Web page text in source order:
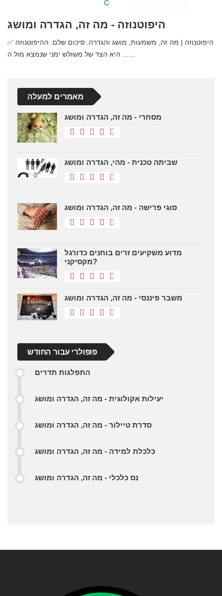
היפוטנוזה - מה זה, הגדרה ומושג
✅ היפוטנוזה | מה זה, משמעות, מושג והגדרה. סיכום שלם. ההיפוטנוזה
היא הצד של משולש ימני שנמצא מול ה ...…
מאמרים למעלה
מסחרי - מה זה, הגדרה ומושג
שביתה טכנית - מהי, הגדרה ומושג
סוגי פרישה - מה זה, הגדרה ומושג
מדוע משקיעים זרים בוחנים כדורגל
מקסיקני?
משבר פיננסי - מה זה, הגדרה ומושג
פופולרי עבור החודש
התפלגות תדרים
יעילות אקולוגית - מה זה, הגדרה ומושג
סדרת טיילור - מה זה, הגדרה ומושג
כלכלת למידה - מה זה, הגדרה ומושג
נס כלכלי - מה זה, הגדרה ומושג